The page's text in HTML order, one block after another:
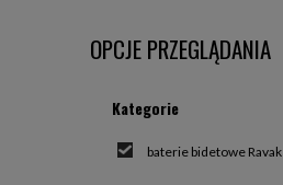
OPCJE PRZEGLĄDANIA
Kategorie
baterie bidetowe Ravak